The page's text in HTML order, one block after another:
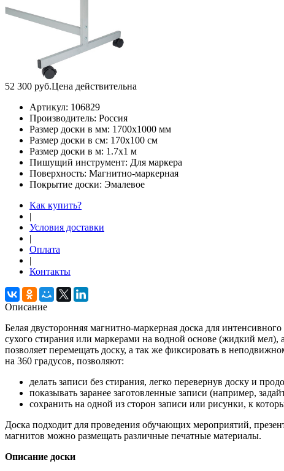
52 300 руб.Цена действительна
Артикул: 106829
Производитель: Россия
Размер доски в мм: 1700х1000 мм
Размер доски в см: 170х100 см
Размер доски в м: 1.7х1 м
Пишущий инструмент: Для маркера
Поверхность: Магнитно-маркерная
Покрытие доски: Эмалевое
Как купить?
|
Условия доставки
|
Оплата
|
Контакты
Описание
Белая двусторонняя магнитно-маркерная доска для
сухого стирания или маркерами на водной основе (жидкий
позволяет перемещать доску, а так же фиксировать в
на 360 градусов, позволяют:
делать записи без стирания, легко перевернув доску и
показывать заранее заготовленные записи (например,
сохранить на одной из сторон записи или рисунки, к
Доска подходит для проведения обучающих мероприятий,
магнитов можно размещать различные печатные материалы.
Описание доски